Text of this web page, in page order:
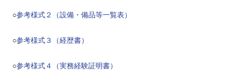
○参考様式２（設備・備品等一覧表）
○参考様式３（経歴書）
○参考様式４（実務経験証明書）